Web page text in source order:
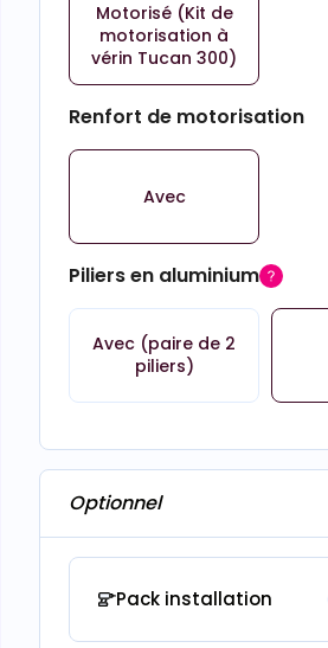
Motorisé (Kit de
motorisation à
vérin Tucan 300)
Renfort de motorisation
Avec
Piliers en aluminium
Avec (paire de 2
piliers)
Optionnel
Pack installation